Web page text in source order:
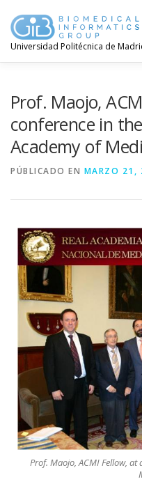
Universidad Politécnica de
Prof. Maojo,
conference in
Academy of
PÚBLICADO EN MARZO 21,
Prof. Maojo, ACMI Fellow, at